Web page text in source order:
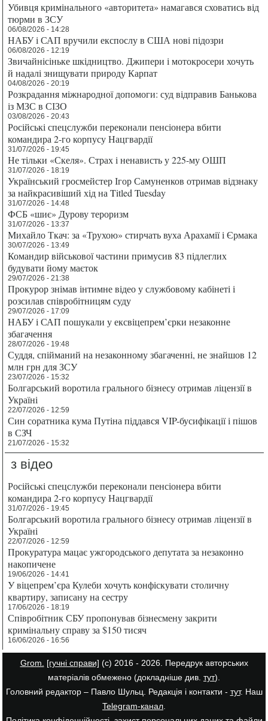
Убивця кримінального «авторитета» намагався сховатись від
тюрми в ЗСУ
06/08/2026 - 14:28
НАБУ і САП вручили експослу в США нові підозри
06/08/2026 - 12:19
Звичайнісіньке шкідництво. Джипери і мотокросери хочуть
й надалі знищувати природу Карпат
04/08/2026 - 20:19
Розкрадання міжнародної допомоги: суд відправив Банькова
із МЗС в СІЗО
03/08/2026 - 20:43
Російські спецслужби переконали пенсіонера вбити
командира 2-го корпусу Нацгвардії
31/07/2026 - 19:45
Не тільки «Скеля». Страх і ненависть у 225-му ОШП
31/07/2026 - 18:19
Український гросмейстер Ігор Самуненков отримав відзнаку
за найкрасивіший хід на Titled Tuesday
31/07/2026 - 14:48
ФСБ «шиє» Дурову тероризм
31/07/2026 - 13:37
Михайло Ткач: за «Трухою» стирчать вуха Арахамії і Єрмака
30/07/2026 - 13:49
Командир військової частини примусив 83 підлеглих
будувати йому маєток
29/07/2026 - 21:38
Прокурор знімав інтимне відео у службовому кабінеті і
розсилав співробітницям суду
29/07/2026 - 17:09
НАБУ і САП пошукали у ексвіцепрем’єрки незаконне
збагачення
28/07/2026 - 19:48
Суддя, спійманий на незаконному збагаченні, не знайшов 12
млн грн для ЗСУ
23/07/2026 - 15:32
Болгарський воротила грального бізнесу отримав ліцензії в
Україні
22/07/2026 - 12:59
Син соратника кума Путіна піддався VIP-бусифікації і пішов
в СЗЧ
21/07/2026 - 15:32
з відео
Російські спецслужби переконали пенсіонера вбити
командира 2-го корпусу Нацгвардії
31/07/2026 - 19:45
Болгарський воротила грального бізнесу отримав ліцензії в
Україні
22/07/2026 - 12:59
Прокуратура мацає ужгородського депутата за незаконно
накопичене
19/06/2026 - 14:41
У віцепрем’єра Кулеби хочуть конфіскувати столичну
квартиру, записану на сестру
17/06/2026 - 18:19
Співробітник СБУ пропонував бізнесмену закрити
кримінальну справу за $150 тисяч
16/06/2026 - 16:56
Grom. [гучні справи] (с) 2016 - 2026. Передрук авторських
матеріалів обмежено (докладніше див. тут).
Головний редактор – Павло Шульц. Редакція і контакти - тут. Наш
Telegram-канал